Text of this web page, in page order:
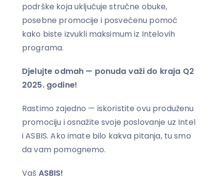
podrške koja uključuje stručne obuke,
posebne promocije i posvećenu pomoć
kako biste izvukli maksimum iz Intelovih
programa.
Djelujte odmah — ponuda važi do kraja Q2
2025. godine!
Rastimo zajedno — iskoristite ovu produženu
promociju i osnažite svoje poslovanje uz Intel
i ASBIS. Ako imate bilo kakva pitanja, tu smo
da vam pomognemo.
Vaš ASBIS!